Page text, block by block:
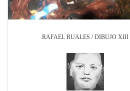
RAFAEL RUALES / DIBUJO XIII